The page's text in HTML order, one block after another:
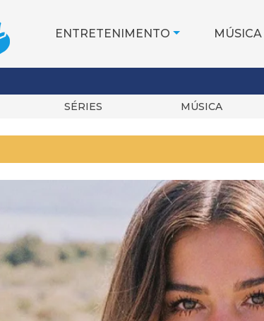
ENTRETENIMENTO MÚSICA
SÉRIES MÚSICA